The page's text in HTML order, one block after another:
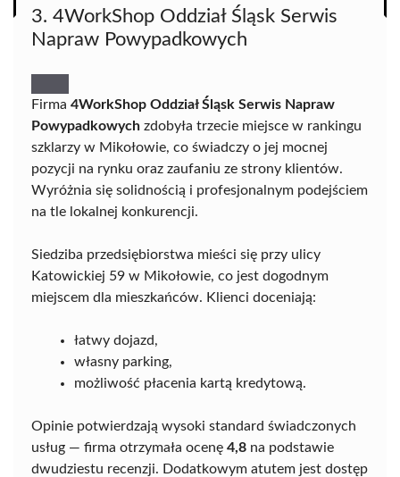
3. 4WorkShop Oddział Śląsk Serwis
Napraw Powypadkowych
Firma 4WorkShop Oddział Śląsk Serwis Napraw
Powypadkowych zdobyła trzecie miejsce w rankingu
szklarzy w Mikołowie, co świadczy o jej mocnej
pozycji na rynku oraz zaufaniu ze strony klientów.
Wyróżnia się solidnością i profesjonalnym podejściem
na tle lokalnej konkurencji.
Siedziba przedsiębiorstwa mieści się przy ulicy
Katowickiej 59 w Mikołowie, co jest dogodnym
miejscem dla mieszkańców. Klienci doceniają:
łatwy dojazd,
własny parking,
możliwość płacenia kartą kredytową.
Opinie potwierdzają wysoki standard świadczonych
usług — firma otrzymała ocenę 4,8 na podstawie
dwudziestu recenzji. Dodatkowym atutem jest dostęp